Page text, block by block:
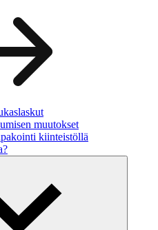
muutokset
kiinteistöllä